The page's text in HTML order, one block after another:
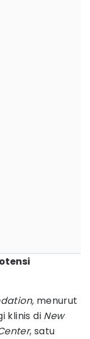
menurut
klinis di New
, satu